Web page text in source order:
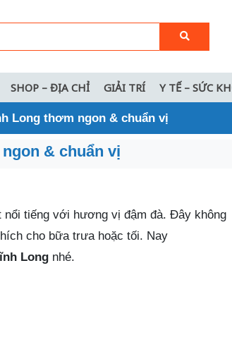
SHOP – ĐỊA CHỈ GIẢI TRÍ Y TẾ – SỨC
Long thơm ngon & chuẩn vị
& chuẩn vị
nổi tiếng với hương vị đậm đà. Đây không
cho bữa trưa hoặc tối. Nay
Long nhé.